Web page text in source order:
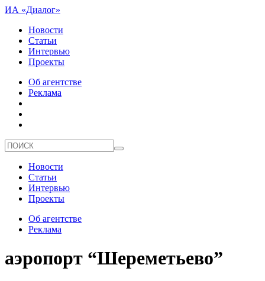
ИА «Диалог»
Новости
Статьи
Интервью
Проекты
Об агентстве
Реклама
Новости
Статьи
Интервью
Проекты
Об агентстве
Реклама
аэропорт “Шереметьево”